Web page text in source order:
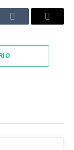
Tumblr Email